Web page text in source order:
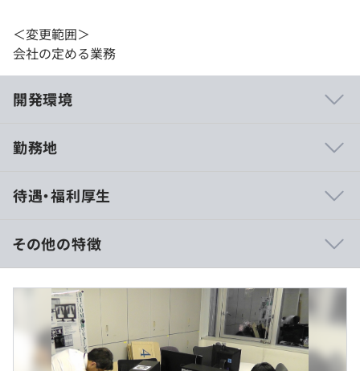
＜変更範囲＞
会社の定める業務
開発環境
ります。
取引会社一部例：
◆富士フイルム株式会社
◆富士フイルムメディカル株式会社
◆東芝メディカルシステムズ株式会社
◆日本光電工業株式会社 及び 各販売会社
◆GE横河メディカルシステム株式会社
・・・・など。
勤務地
待遇・福利厚生
■賃金形態：日給月給制（正社員になれば60時間の固定
残業代を支給）
■賃金の決定方法：当社規定により決定いたします
■月給：約25万円～43.7万円
・基本給：約16.6万円～30万円
その他の特徴